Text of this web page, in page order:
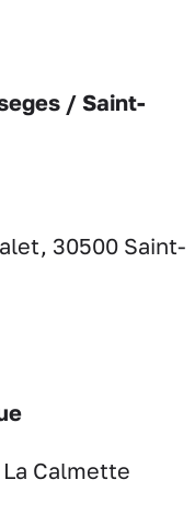
/ Saint-
30500 Saint-
Calmette